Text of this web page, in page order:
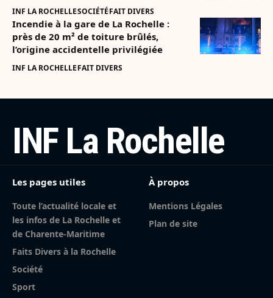
INF LA ROCHELLESOCIÉTÉFAIT DIVERS
Incendie à la gare de La Rochelle :
près de 20 m² de toiture brûlés,
l’origine accidentelle privilégiée
INF LA ROCHELLEFAIT DIVERS
INF La Rochelle
Les pages utiles
Toute l’actualité locale et
les infos de La Rochelle et
de Charente-Maritime
Faits Divers à la Rochelle
Société
Sport
À propos
Mentions Légales
Plan de site